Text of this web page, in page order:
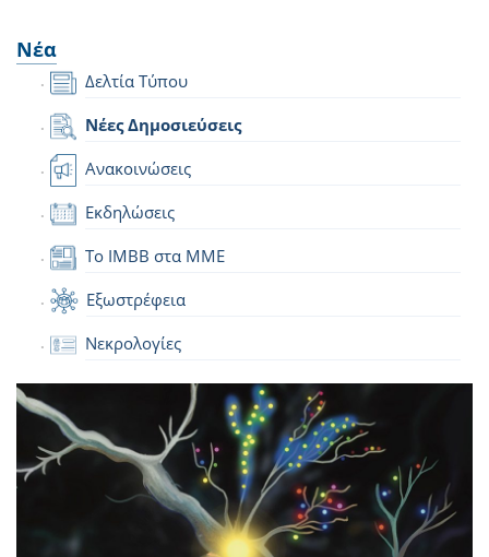
Νέα
Δελτία Τύπου
Νέες Δημοσιεύσεις
Ανακοινώσεις
Εκδηλώσεις
Το IMBB στα ΜΜΕ
Εξωστρέφεια
Νεκρολογίες